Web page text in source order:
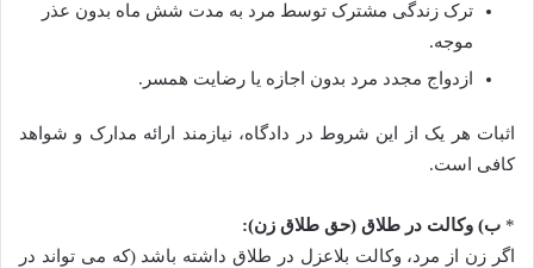
ترک زندگی مشترک توسط مرد به مدت شش ماه بدون عذر
موجه.
ازدواج مجدد مرد بدون اجازه یا رضایت همسر.
اثبات هر یک از این شروط در دادگاه، نیازمند ارائه مدارک و شواهد
کافی است.
* ب) وکالت در طلاق (حق طلاق زن):
اگر زن از مرد، وکالت بلاعزل در طلاق داشته باشد (که می تواند در